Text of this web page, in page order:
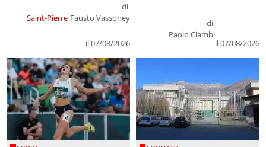
Saint-Pierre
di
Fausto Vassoney
il 07/08/2026
di
Paolo Ciambi
il 07/08/2026